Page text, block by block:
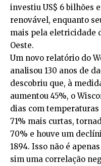
investiu US$ 6 bilhões
renovável, enquanto
mais pela eletricidade
Oeste.
Um novo relatório do
analisou 130 anos de
descobriu que, à
aumentou 45%, o
dias com temperaturas
71% mais curtas,
70% e houve um
1894. Isso não é
sim uma correlação